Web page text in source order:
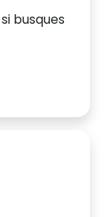
busques